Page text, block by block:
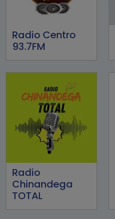
Radio Centro
93.7FM
Radio
Chinandega
TOTAL